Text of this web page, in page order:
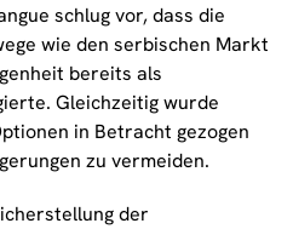
schlug vor, dass die
wie den serbischen Markt
bereits als
Gleichzeitig wurde
in Betracht gezogen
zu vermeiden.
der